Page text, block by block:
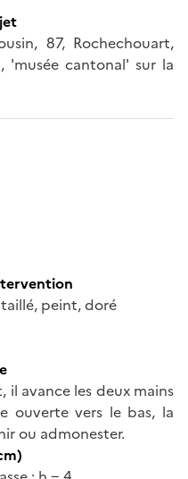
87, Rochechouart,
'musée cantonal' sur la
peint, doré
avance les deux mains
ouverte vers le bas, la
ou admonester.